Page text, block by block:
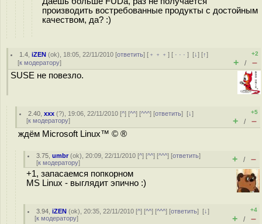
производить востребованные продукты с достойным
качеством, да? :)
1.4 ,iZEN (ok), 18:05, 22/11/2010 [ответить] [ ﹢﹢﹢] [ · · ·][↓] [↑]
[к модератору]
+2
+ / –
SUSE не повезло.
2.40 ,ххх (?), 19:06, 22/11/2010 [^] [^^] [^^^] [ответить][↓]
[к модератору]
+5
+ / –
ждём Microsoft Linux™ © ®
3.75 ,umbr(ok), 20:09, 22/11/2010 [^] [^^] [^^^] [ответить]
[к модератору] + / –
+1, запасаемся попкорном
MS Linux - выглядит эпично :)
3.94 ,iZEN (ok), 20:35, 22/11/2010 [^] [^^] [^^^] [ответить][↓]
[к модератору]
+4
+ / –